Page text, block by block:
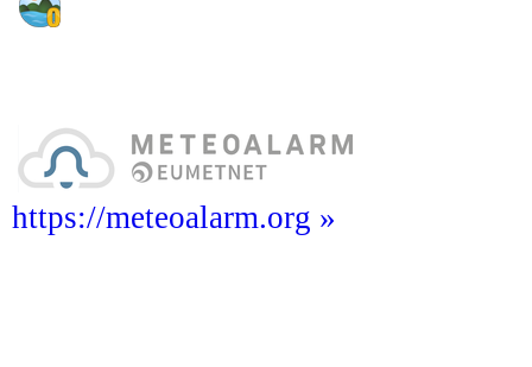
https://meteoalarm.org »